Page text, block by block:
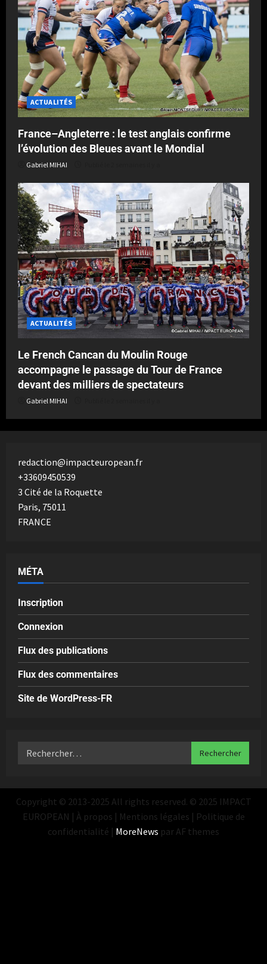
ACTUALITÉS
France–Angleterre : le test anglais confirme
l’évolution des Bleues avant le Mondial
Gabriel MIHAI
ACTUALITÉS
Le French Cancan du Moulin Rouge
accompagne le passage du Tour de France
devant des milliers de spectateurs
Gabriel MIHAI
redaction@impacteuropean.fr
+33609450539
3 Cité de la Roquette
Paris, 75011
FRANCE
MÉTA
Inscription
Connexion
Flux des publications
Flux des commentaires
Site de WordPress-FR
Copyright © 2013-2025 All rights reserved. © 2025 IMPACT
EUROPEAN | À propos | Mentions légales | Politique de
confidentialité | MoreNews par AF themes